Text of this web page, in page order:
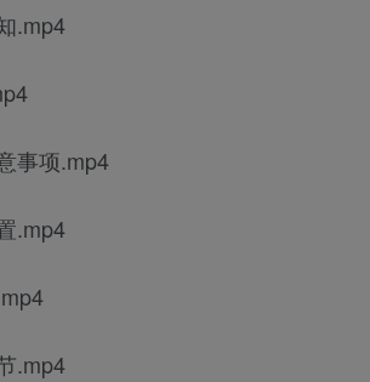
.mp4
事项.mp4
.mp4
.mp4